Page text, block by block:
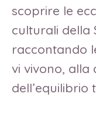
scoprire le
culturali della
raccontando
vi vivono, alla